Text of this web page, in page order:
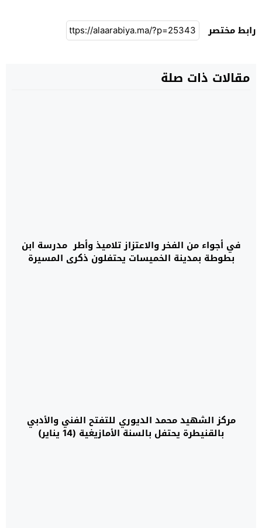
رابط مختصر
مقالات ذات صلة
في أجواء من الفخر والاعتزاز تلاميذ وأطر مدرسة ابن
بطوطة بمدينة الخميسات يحتفلون ذكرى المسيرة
مركز الشهيد محمد الديوري للتفتح الفني والأدبي
بالقنيطرة يحتفل بالسنة الأمازيغية (14 يناير)